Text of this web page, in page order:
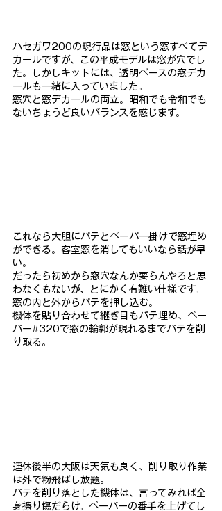
ハセガワ200の現行品は窓という窓すべてデ
カールですが、この平成モデルは窓が穴でし
た。しかしキットには、透明ベースの窓デカ
ールも一緒に入っていました。
窓穴と窓デカールの両立。昭和でも令和でも
ないちょうど良いバランスを感じます。
これなら大胆にパテとペーパー掛けで窓埋め
ができる。客室窓を消 してもいいなら話が早
い。
だったら初めから窓穴なんか要らんやろ と思
わなくもないが、とにかく有難い仕様です。
窓の内と外からパテを押し込む。
機体を貼り合わせて継ぎ目もパテ埋め、ペー
パー#320で窓の輪郭が現れるまでパテを削
り取る。
連休後半の大阪は天気も良く、削り取り作業
は外で粉飛ばし放題。
パテを削り落とした機体は、言ってみれば全
身擦り傷だらけ。ペーパーの番手を上げてし